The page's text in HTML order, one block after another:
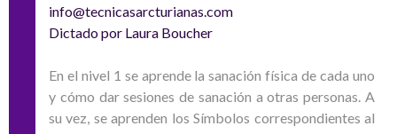
info@tecnicasarcturianas.com
Dictado por Laura Boucher
En el nivel 1 se aprende la sanación física de cada uno
y cómo dar sesiones de sanación a otras personas. A
su vez, se aprenden los Símbolos correspondientes al